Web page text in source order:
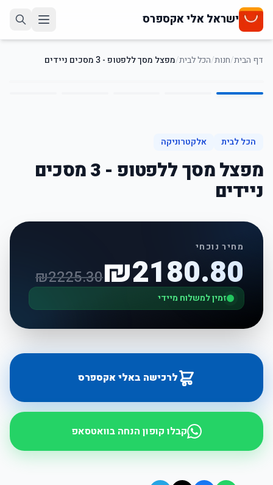
ישראל אלי אקספרס
דף הבית/חנות/הכל לבית/מפצל מסך ללפטופ - 3 מסכים ניידים
1
/
5
הכל לבית אלקטרוניקה
מפצל מסך ללפטופ - 3 מסכים
ניידים
מחיר נוכחי
₪2180.80
₪2225.30
זמין למשלוח מיידי
לרכישה באלי אקספרס
קבלו קופון הנחה בוואטסאפ